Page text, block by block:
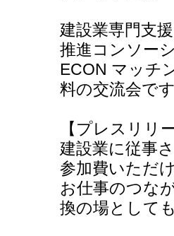
建設業専門支
推進コンソー
ECON マッチ
料の交流会です
【プレスリリ
建設業に従事
参加費いただけ
お仕事のつな
換の場として